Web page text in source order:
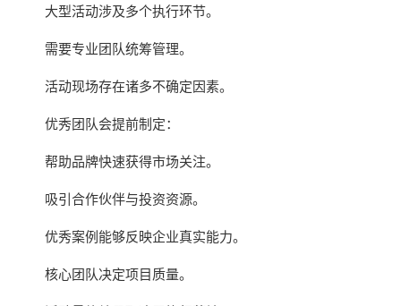
大型活动涉及多个执行环节。
需要专业团队统筹管理。
活动现场存在诸多不确定因素。
优秀团队会提前制定：
帮助品牌快速获得市场关注。
吸引合作伙伴与投资资源。
优秀案例能够反映企业真实能力。
核心团队决定项目质量。